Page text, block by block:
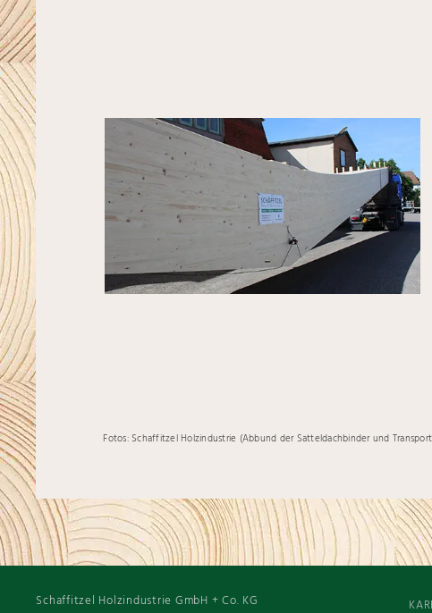
Fotos: Schaffitzel Holzindustrie (Abbund der Satteldachbinder und
Schaffitzel Holzindustrie GmbH + Co. KG